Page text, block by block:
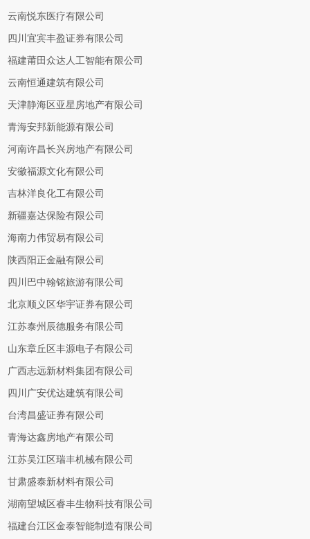
云南悦东医疗有限公司
四川宜宾丰盈证券有限公司
福建莆田众达人工智能有限公司
云南恒通建筑有限公司
天津静海区亚星房地产有限公司
青海安邦新能源有限公司
河南许昌长兴房地产有限公司
安徽福源文化有限公司
吉林洋良化工有限公司
新疆嘉达保险有限公司
海南力伟贸易有限公司
陕西阳正金融有限公司
四川巴中翰铭旅游有限公司
北京顺义区华宇证券有限公司
江苏泰州辰德服务有限公司
山东章丘区丰源电子有限公司
广西志远新材料集团有限公司
四川广安优达建筑有限公司
台湾昌盛证券有限公司
青海达鑫房地产有限公司
江苏吴江区瑞丰机械有限公司
甘肃盛泰新材料有限公司
湖南望城区睿丰生物科技有限公司
福建台江区金泰智能制造有限公司